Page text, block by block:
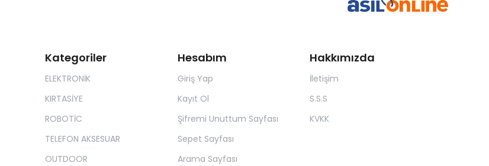
Kategoriler
ELEKTRONİK
KIRTASİYE
ROBOTİC
TELEFON AKSESUAR
OUTDOOR
Hesabım
Giriş Yap
Kayıt Ol
Şifremi Unuttum Sayfası
Sepet Sayfası
Arama Sayfası
Hakkımızda
İletişim
S.S.S
KVKK